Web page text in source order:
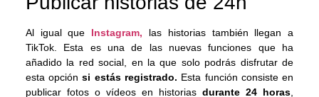
Al igual que Instagram, las historias también llegan a
TikTok. Esta es una de las nuevas funciones que ha
añadido la red social, en la que solo podrás disfrutar de
esta opción si estás registrado. Esta función consiste en
publicar fotos o vídeos en historias durante 24 horas